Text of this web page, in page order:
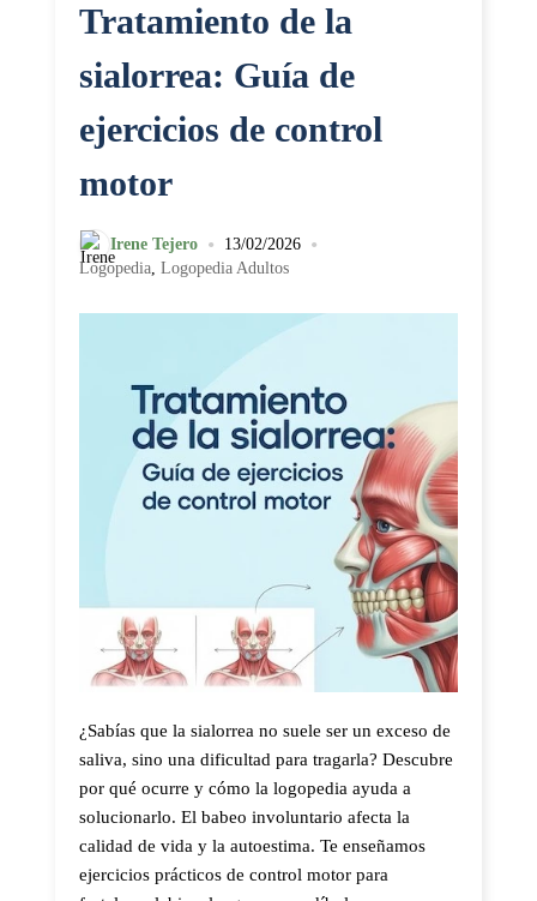
Tratamiento de la
sialorrea: Guía de
ejercicios de control
motor
Irene Tejero • 13/02/2026 •
Logopedia, Logopedia Adultos
¿Sabías que la sialorrea no suele ser un exceso de
saliva, sino una dificultad para tragarla? Descubre
por qué ocurre y cómo la logopedia ayuda a
solucionarlo. El babeo involuntario afecta la
calidad de vida y la autoestima. Te enseñamos
ejercicios prácticos de control motor para